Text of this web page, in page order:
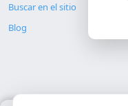
Buscar en el sitio
Blog